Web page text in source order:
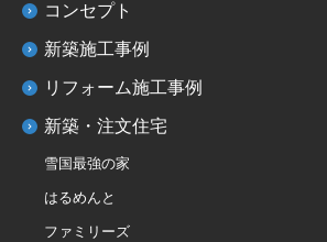
コンセプト
新築施工事例
リフォーム施工事例
新築・注文住宅
雪国最強の家
はるめんと
ファミリーズ